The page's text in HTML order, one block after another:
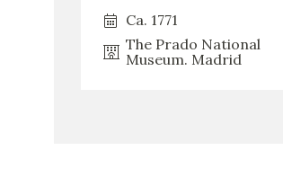
Ca. 1771
The Prado National
Museum. Madrid